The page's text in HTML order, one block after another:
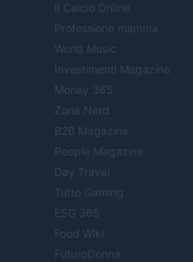
Il Calcio Online
Professione mamma
World Music
Investimenti Magazine
Money 365
Zona Nerd
B2B Magazine
People Magazine
Day Travel
Tutto Gaming
ESG 365
Food Wiki
FuturoDonna